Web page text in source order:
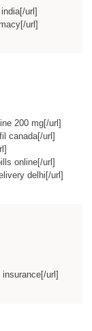
url]
url]
200 mg[/url]
canada[/url]
online[/url]
delhi[/url]
url]